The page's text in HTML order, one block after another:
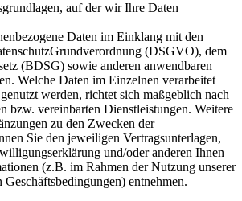
auf der wir Ihre Daten
Daten im Einklang mit den
(DSGVO), dem
(BDSG) sowie anderen anwendbaren
Welche Daten im Einzelnen verarbeitet
werden, richtet sich maßgeblich nach
bzw. vereinbarten Dienstleistungen. Weitere
zu den Zwecken der
Sie den jeweiligen Vertragsunterlagen,
und/oder anderen Ihnen
(z.B. im Rahmen der Nutzung unserer
Geschäftsbedingungen) entnehmen.